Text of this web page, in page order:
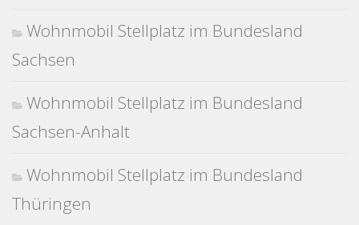
Wohnmobil Stellplatz im Bundesland
Sachsen
Wohnmobil Stellplatz im Bundesland
Sachsen-Anhalt
Wohnmobil Stellplatz im Bundesland
Thüringen